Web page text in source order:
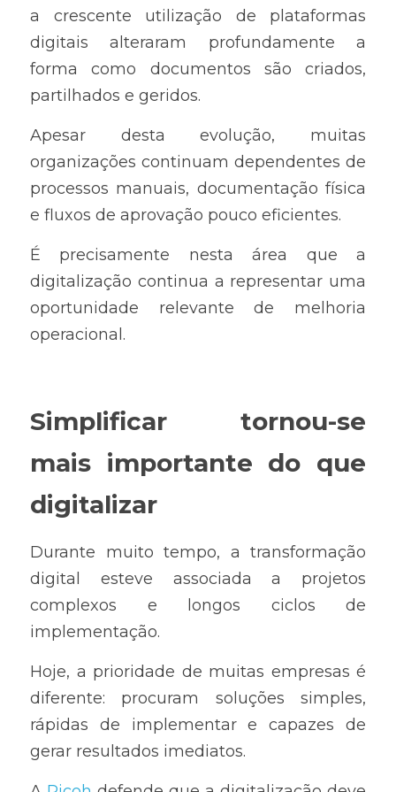
a crescente utilização de plataformas
digitais alteraram profundamente a
forma como documentos são criados,
partilhados e geridos.
Apesar desta evolução, muitas
organizações continuam dependentes de
processos manuais, documentação física
e fluxos de aprovação pouco eficientes.
É precisamente nesta área que a
digitalização continua a representar uma
oportunidade relevante de melhoria
operacional.
Simplificar tornou-se
mais importante do que
digitalizar
Durante muito tempo, a transformação
digital esteve associada a projetos
complexos e longos ciclos de
implementação.
Hoje, a prioridade de muitas empresas é
diferente: procuram soluções simples,
rápidas de implementar e capazes de
gerar resultados imediatos.